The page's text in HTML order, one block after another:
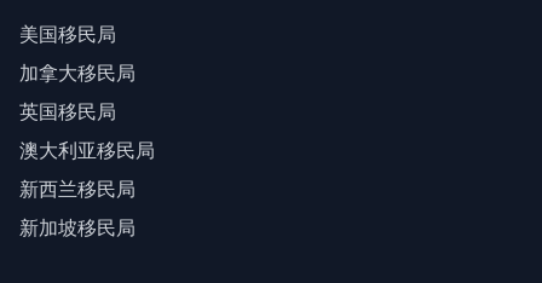
美国移民局
加拿大移民局
英国移民局
澳大利亚移民局
新西兰移民局
新加坡移民局